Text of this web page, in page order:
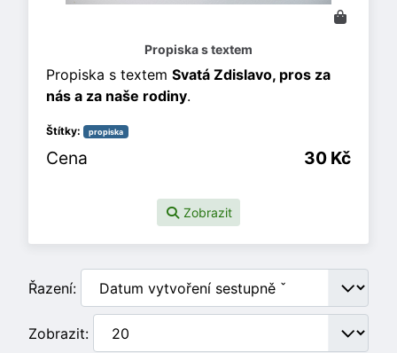
Propiska s textem
Propiska s textem Svatá Zdislavo, pros za
nás a za naše rodiny.
Štítky: propiska
Cena 30 Kč
Zobrazit
Řazení:
Zobrazit: